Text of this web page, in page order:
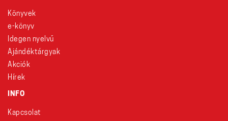
Könyvek
e-könyv
Idegen nyelvű
Ajándéktárgyak
Akciók
Hírek
INFO
Kapcsolat